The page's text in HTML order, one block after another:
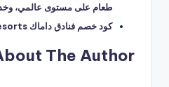
طعام على مستوى عالمي،
كود خصم فنادق داماك DAMAC Hotels and Resorts
The Author